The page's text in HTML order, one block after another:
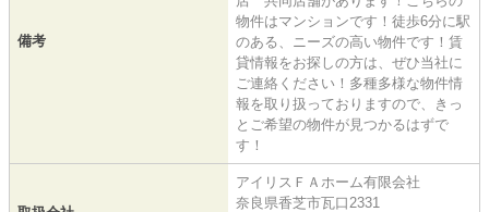
備考
物件はマンションです！徒歩6分に駅
のある、ニーズの高い物件です！賃
貸情報をお探しの方は、ぜひ当社に
ご連絡ください！多種多様な物件情
報を取り扱っておりますので、きっ
とご希望の物件が見つかるはずで
す！
アイリスＦＡホーム有限会社
奈良県香芝市瓦口2331